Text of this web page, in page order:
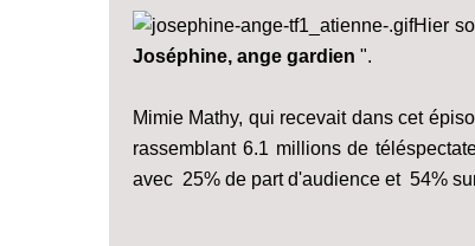
Hier
Joséphine, ange gardien ".
Mimie Mathy, qui recevait dans cet
rassemblant 6.1 millions de
avec 25% de part d'audience et 54%